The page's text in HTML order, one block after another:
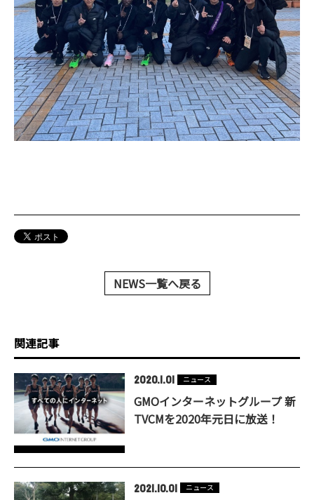
NEWS一覧へ戻る
関連記事
2020.1.01 ニュース
GMOインターネットグループ 新
TVCMを2020年元日に放送！
2021.10.01 ニュース